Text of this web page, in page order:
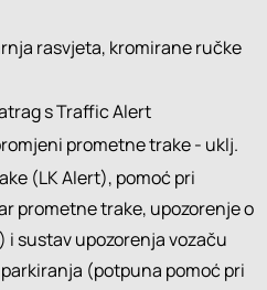
rasvjeta, kromirane ručke
s Traffic Alert
prometne trake - uklj.
(LK Alert), pomoć pri
prometne trake, upozorenje o
sustav upozorenja vozaču
(potpuna pomoć pri